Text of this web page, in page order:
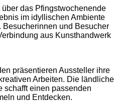
das Pfingstwochenende
im idyllischen Ambiente
und Besucher
aus Kunsthandwerk
präsentieren Aussteller ihre
Arbeiten. Die ländliche
schafft einen passenden
und Entdecken.